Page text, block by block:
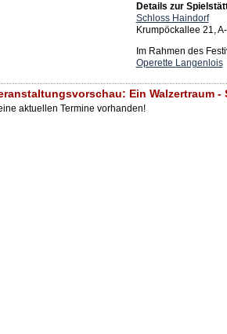
Details zur
Schloss Haindorf
Krumpöckallee 21,
Im Rahmen des
Operette Langenlois
Ein Walzertraum -
aktuellen Termine vorhanden!